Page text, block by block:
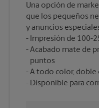
Una opción de
que los pequeños
y anuncios
Impresión de 100-
Acabado mate de
puntos
A todo color, doble
Disponible para